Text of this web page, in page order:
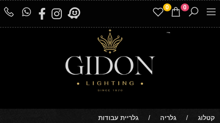
0
0
קטלוג / גלריה / גלריית עבודות